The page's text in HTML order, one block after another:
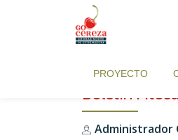
PROYECTO
Boletín
Administrador